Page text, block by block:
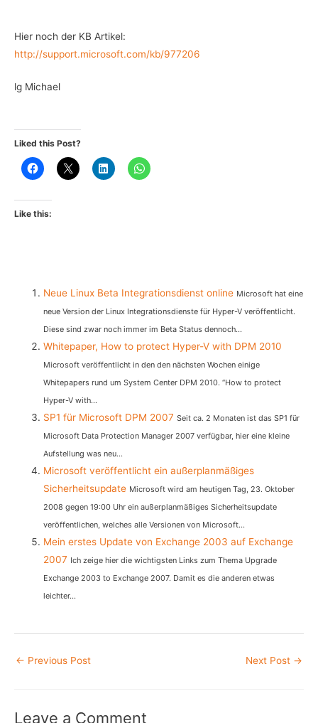
Hier noch der KB Artikel:
http://support.microsoft.com/kb/977206
lg Michael
Liked this Post?
Like this:
Neue Linux Beta Integrationsdienst online Microsoft hat eine
neue Version der Linux Integrationsdienste für Hyper-V veröffentlicht.
Diese sind zwar noch immer im Beta Status dennoch...
Whitepaper, How to protect Hyper-V with DPM 2010
Microsoft veröffentlicht in den den nächsten Wochen einige
Whitepapers rund um System Center DPM 2010. “How to protect
Hyper-V with...
SP1 für Microsoft DPM 2007 Seit ca. 2 Monaten ist das SP1 für
Microsoft Data Protection Manager 2007 verfügbar, hier eine kleine
Aufstellung was neu...
Microsoft veröffentlicht ein außerplanmäßiges
Sicherheitsupdate Microsoft wird am heutigen Tag, 23. Oktober
2008 gegen 19:00 Uhr ein außerplanmäßiges Sicherheitsupdate
veröffentlichen, welches alle Versionen von Microsoft...
Mein erstes Update von Exchange 2003 auf Exchange
2007 Ich zeige hier die wichtigsten Links zum Thema Upgrade
Exchange 2003 to Exchange 2007. Damit es die anderen etwas
leichter...
Post
← Previous Post Next Post →
Leave a Comment